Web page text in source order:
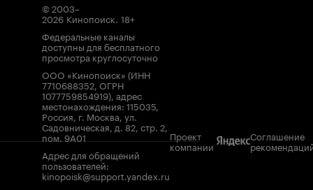
© 2003–
2026 Кинопоиск. 18+
Федеральные каналы
доступны для бесплатного
просмотра круглосуточно
ООО «Кинопоиск» (ИНН
7710688352, ОГРН
1077759854919), адрес
местонахождения: 115035,
Россия, г. Москва, ул.
Садовническая, д. 82, стр. 2,
пом. 9А01
Адрес для обращений
пользователей:
kinopoisk@support.yandex.ru
Проект
компании
Соглашение